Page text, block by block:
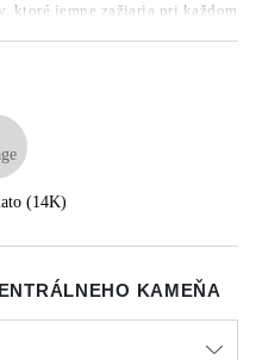
ktoré jemne zažiaria pri každom
(14K)
KAMEŇA